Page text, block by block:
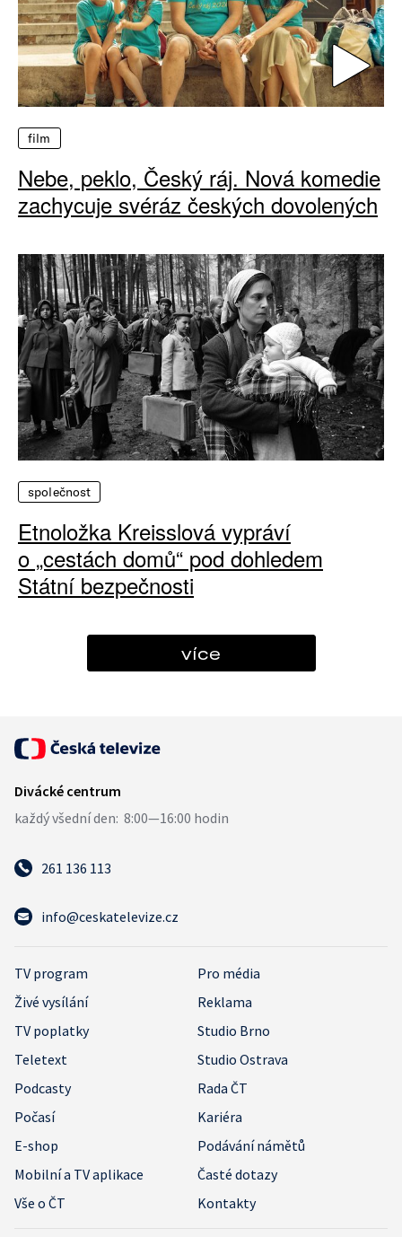
film
Nebe, peklo, Český ráj. Nová komedie
zachycuje svéráz českých dovolených
společnost
Etnoložka Kreisslová vypráví
o „cestách domů“ pod dohledem
Státní bezpečnosti
více
261 136 113
info@ceskatelevize.cz
TV program
Pro média
Živé vysílání
Reklama
TV poplatky
Studio Brno
Teletext
Studio Ostrava
Podcasty
Rada ČT
Počasí
Kariéra
E-shop
Podávání námětů
Mobilní a TV aplikace
Časté dotazy
Vše o ČT
Kontakty